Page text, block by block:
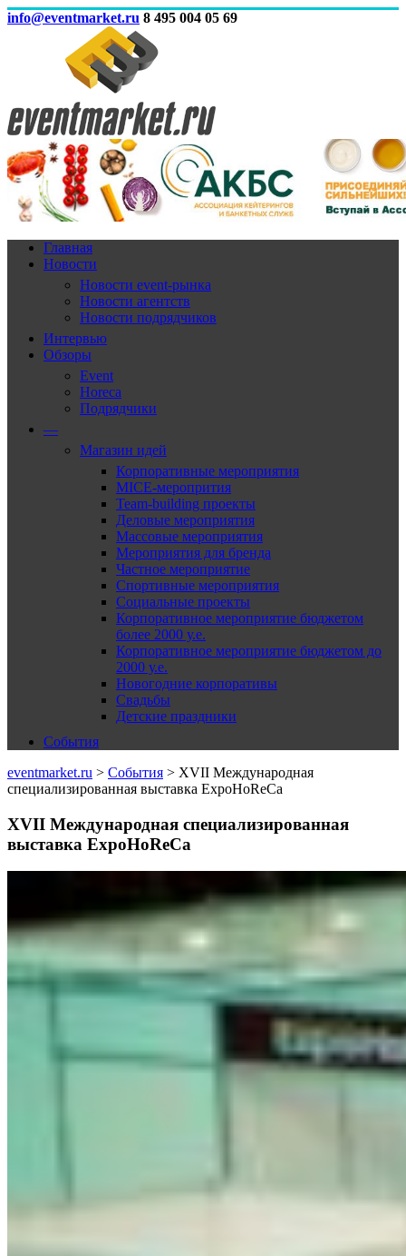
info@eventmarket.ru 8 495 004 05 69
Главная
Новости
Новости event-рынка
Новости агентств
Новости подрядчиков
Интервью
Обзоры
Event
Horeca
Подрядчики
—
Магазин идей
Корпоративные мероприятия
MICE-меропрития
Team-building проекты
Деловые мероприятия
Массовые мероприятия
Мероприятия для бренда
Частное мероприятие
Спортивные мероприятия
Социальные проекты
Корпоративное мероприятие бюджетом
более 2000 у.е.
Корпоративное мероприятие бюджетом до
2000 у.е.
Новогодние корпоративы
Свадьбы
Детские праздники
События
eventmarket.ru > События > XVII Международная
специализированная выставка ExpoHoReCa
XVII Международная специализированная
выставка ExpoHoReCa